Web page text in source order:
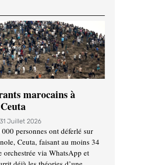
marocains à
31 Juillet 2026
personnes ont déferlé sur
Ceuta, faisant au moins 34
orchestrée via WhatsApp et